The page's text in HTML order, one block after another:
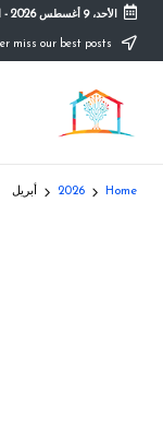
content
الأحد، 9 أغسطس 2026 -
م
و
ق
التعليم
الصريح
Home
2026 أبريل